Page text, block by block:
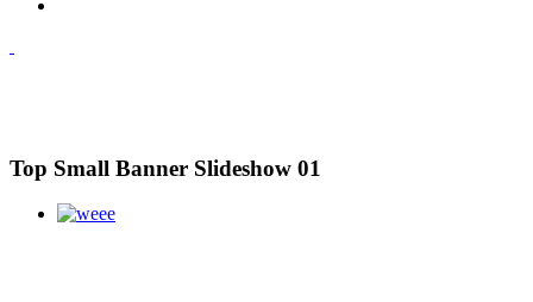
Top Small Banner Slideshow 01